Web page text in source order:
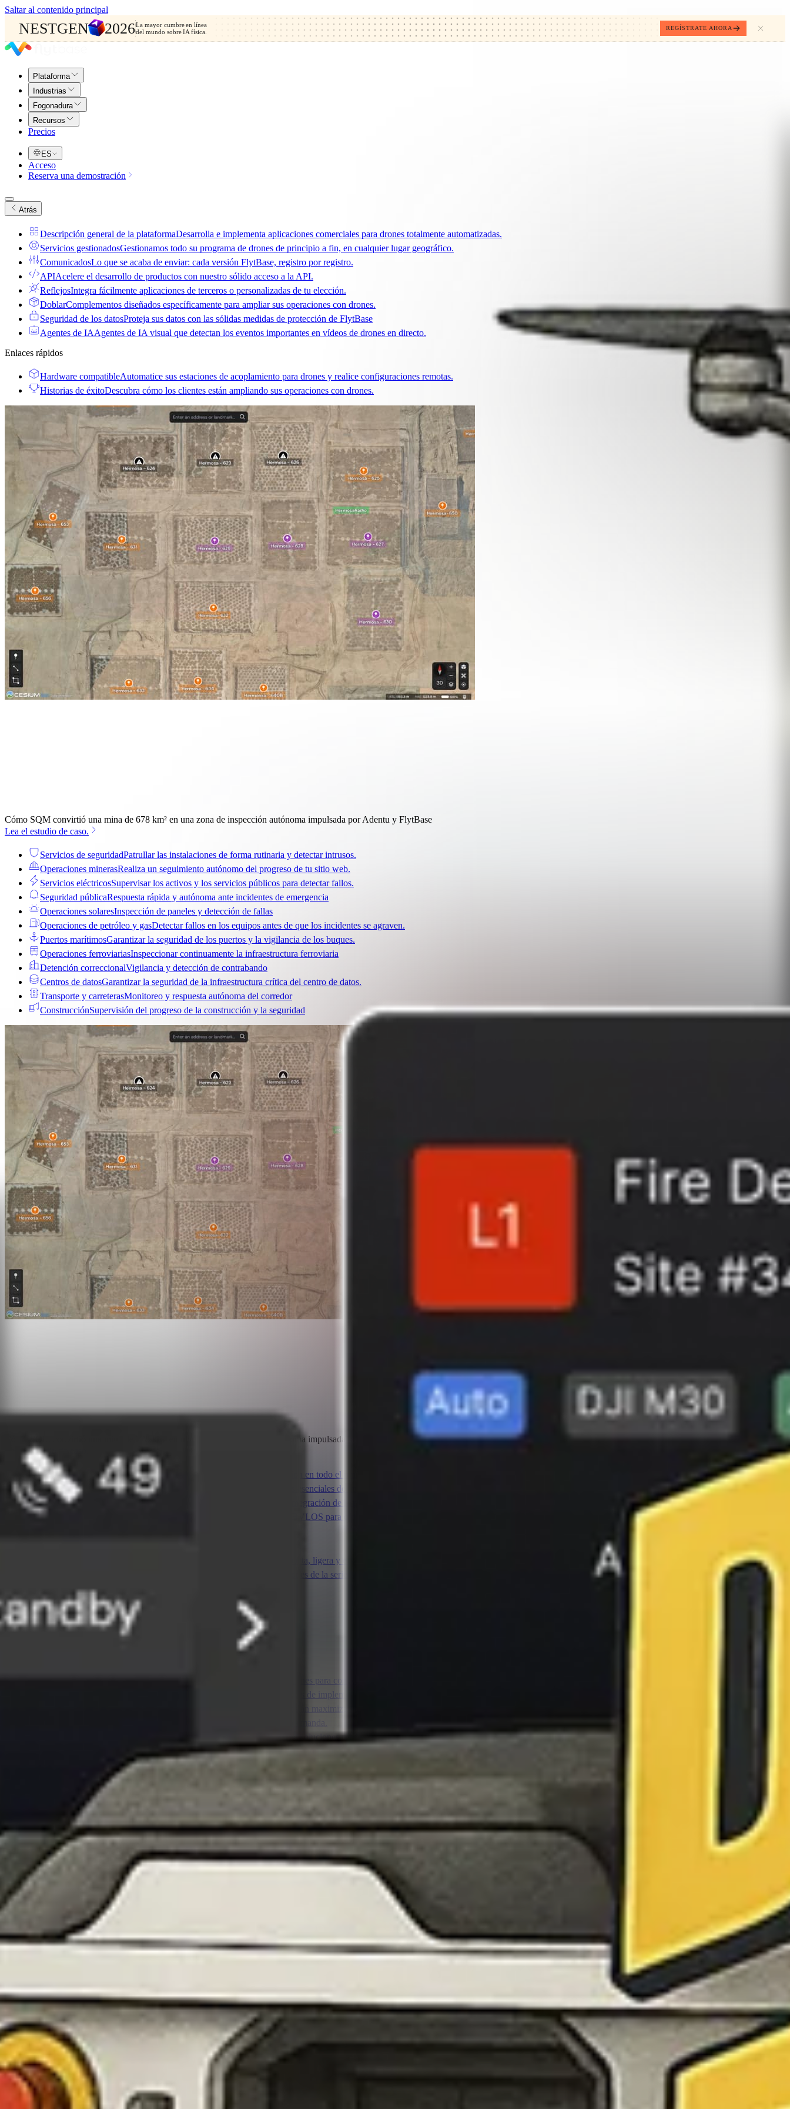
Saltar al contenido principal
NESTGEN 2026La mayor cumbre en línea
del mundo sobre IA física.
REGÍSTRATE AHORA
Plataforma
Industrias
Fogonadura
Recursos
Precios
ES
Acceso
Reserva una demostración
Atrás
Descripción general de la plataformaDesarrolla e implementa aplicaciones comerciales para drones totalmente automatizadas.
Servicios gestionadosGestionamos todo su programa de drones de principio a fin, en cualquier lugar geográfico.
ComunicadosLo que se acaba de enviar: cada versión FlytBase, registro por registro.
APIAcelere el desarrollo de productos con nuestro sólido acceso a la API.
ReflejosIntegra fácilmente aplicaciones de terceros o personalizadas de tu elección.
DoblarComplementos diseñados específicamente para ampliar sus operaciones con drones.
Seguridad de los datosProteja sus datos con las sólidas medidas de protección de FlytBase
Agentes de IAAgentes de IA visual que detectan los eventos importantes en vídeos de drones en directo.
Enlaces rápidos
Hardware compatibleAutomatice sus estaciones de acoplamiento para drones y realice configuraciones remotas.
Historias de éxitoDescubra cómo los clientes están ampliando sus operaciones con drones.
Cómo SQM convirtió una mina de 678 km² en una zona de inspección autónoma impulsada por Adentu y FlytBase
Lea el estudio de caso.
Servicios de seguridadPatrullar las instalaciones de forma rutinaria y detectar intrusos.
Operaciones minerasRealiza un seguimiento autónomo del progreso de tu sitio web.
Servicios eléctricosSupervisar los activos y los servicios públicos para detectar fallos.
Seguridad públicaRespuesta rápida y autónoma ante incidentes de emergencia
Operaciones solaresInspección de paneles y detección de fallas
Operaciones de petróleo y gasDetectar fallos en los equipos antes de que los incidentes se agraven.
Puertos marítimosGarantizar la seguridad de los puertos y la vigilancia de los buques.
Operaciones ferroviariasInspeccionar continuamente la infraestructura ferroviaria
Detención correccionalVigilancia y detección de contrabando
Centros de datosGarantizar la seguridad de la infraestructura crítica del centro de datos.
Transporte y carreterasMonitoreo y respuesta autónoma del corredor
ConstrucciónSupervisión del progreso de la construcción y la seguridad
Cómo SQM convirtió una mina de 678 km² en una zona de inspección autónoma impulsada por Adentu y FlytBase
Lea el estudio de caso.
Proveedor de solucionesDescubre a nuestros socios de implementación en todo el mundo.
Reflejos
Conozca a nuestros socios del ecosistema y los componentes esenciales de autonomía.
MuelleConsulta nuestro hardware de acoplamiento compatible y la integración de la plataforma.
Aviso sobre operaciones BVLOS
Reúnase con nuestros asesores de BVLOS para obtener orientación regulatoria.
Base de acoplamiento para drones compacta, ligera y eficiente para la serie Matrice 3D.
Base de carga móvil y resistente para drones de la serie Matrice 4D
América
Asia-Pacífico
Oriente Medio
Artículos, listas y casos de éxito de clientes para proveedores de soluciones con drones.
Descubre eventos emocionantes organizados por FlytBase y su comunidad asociada.
Manténgase al día con la terminología de la industria de los drones.
Manténgase al día con las últimas noticias, cobertura mediática y anuncios.
Academia FlytBase
Desarrolle todo su potencial con cursos líderes en la industria.
FlytLaunchPresentamos las mejores estaciones de acoplamiento para drones de la industria.